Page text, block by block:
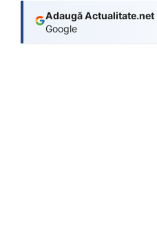
Adaugă Actualitate.net
Google